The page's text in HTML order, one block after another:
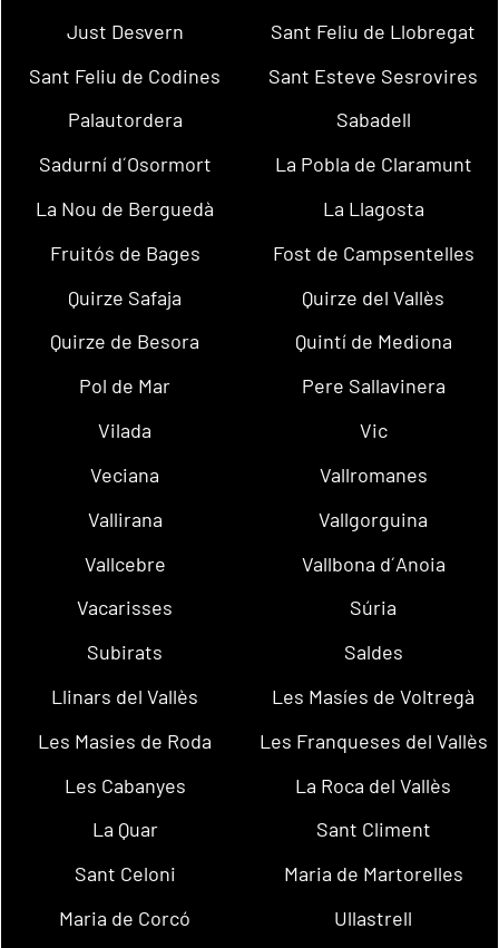
Just Desvern
Sant Feliu de Llobregat
Sant Feliu de Codines
Sant Esteve Sesrovires
Palautordera
Sabadell
Sadurní d´Osormort
La Pobla de Claramunt
La Nou de Berguedà
La Llagosta
Fruitós de Bages
Fost de Campsentelles
Quirze Safaja
Quirze del Vallès
Quirze de Besora
Quintí de Mediona
Pol de Mar
Pere Sallavinera
Vilada
Vic
Veciana
Vallromanes
Vallirana
Vallgorguina
Vallcebre
Vallbona d´Anoia
Vacarisses
Súria
Subirats
Saldes
Llinars del Vallès
Les Masíes de Voltregà
Les Masies de Roda
Les Franqueses del Vallès
Les Cabanyes
La Roca del Vallès
La Quar
Sant Climent
Sant Celoni
Maria de Martorelles
Maria de Corcó
Ullastrell